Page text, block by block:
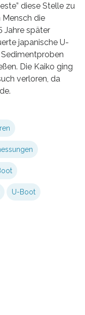
diese Stelle zu
Mensch die
Jahre später
japanische U-
Die Kaiko ging
verloren, da
U-Boot